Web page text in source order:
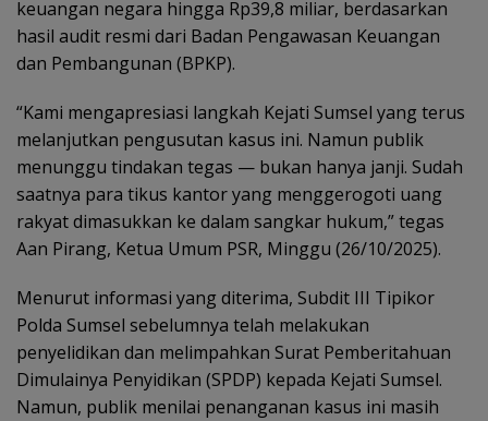
keuangan negara hingga Rp39,8 miliar, berdasarkan
hasil audit resmi dari Badan Pengawasan Keuangan
dan Pembangunan (BPKP).
“Kami mengapresiasi langkah Kejati Sumsel yang terus
melanjutkan pengusutan kasus ini. Namun publik
menunggu tindakan tegas — bukan hanya janji. Sudah
saatnya para tikus kantor yang menggerogoti uang
rakyat dimasukkan ke dalam sangkar hukum,” tegas
Aan Pirang, Ketua Umum PSR, Minggu (26/10/2025).
Menurut informasi yang diterima, Subdit III Tipikor
Polda Sumsel sebelumnya telah melakukan
penyelidikan dan melimpahkan Surat Pemberitahuan
Dimulainya Penyidikan (SPDP) kepada Kejati Sumsel.
Namun, publik menilai penanganan kasus ini masih